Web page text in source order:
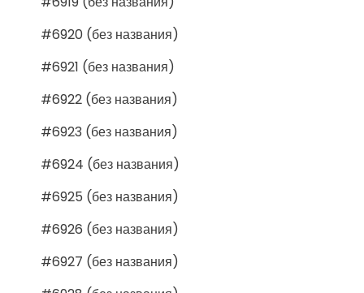
#6920 (без названия)
#6921 (без названия)
#6922 (без названия)
#6923 (без названия)
#6924 (без названия)
#6925 (без названия)
#6926 (без названия)
#6927 (без названия)